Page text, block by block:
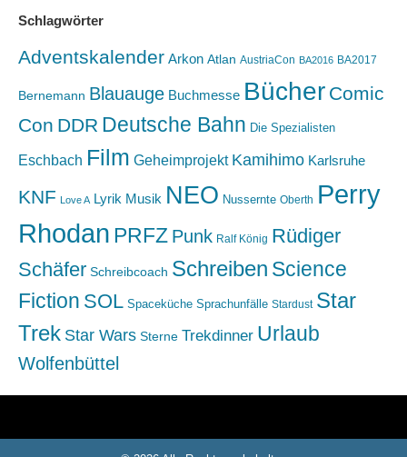
Schlagwörter
Adventskalender Arkon Atlan AustriaCon BA2016 BA2017
Bernemann Blauauge Buchmesse Bücher Comic
Con DDR Deutsche Bahn Die Spezialisten
Eschbach Film Geheimprojekt Kamihimo Karlsruhe
KNF Love A Lyrik Musik NEO Nussernte Oberth Perry
Rhodan PRFZ Punk Ralf König Rüdiger
Schäfer Schreibcoach Schreiben Science
Fiction SOL Spaceküche Sprachunfälle Stardust Star
Trek Star Wars Sterne Trekdinner Urlaub
Wolfenbüttel